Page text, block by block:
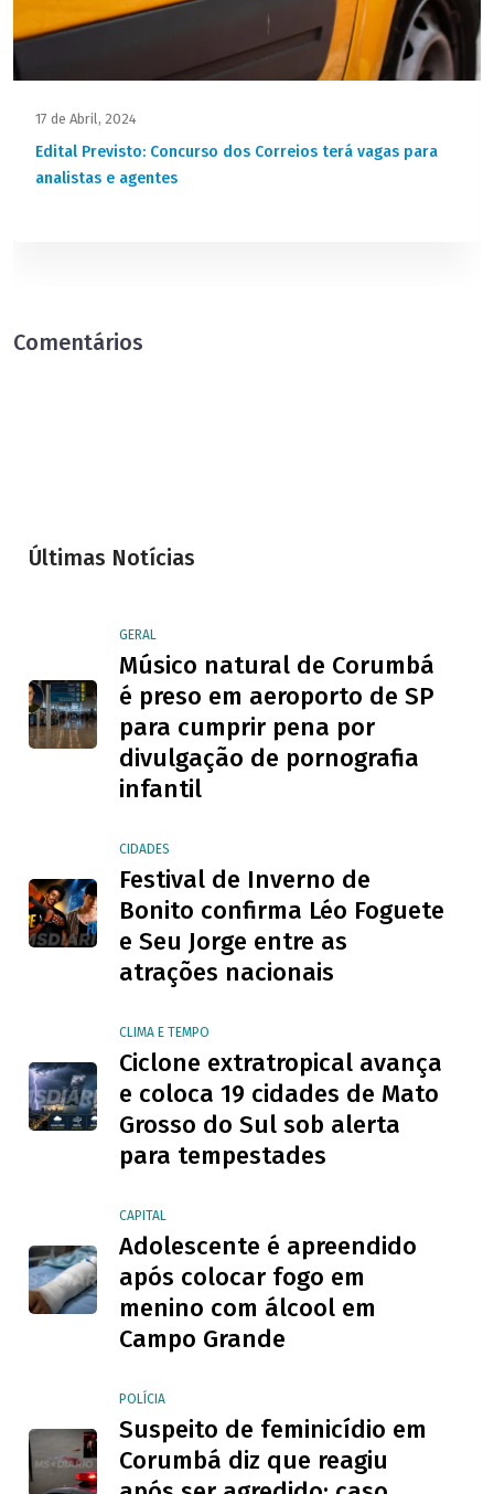
17 de Abril, 2024
Edital Previsto: Concurso dos Correios terá vagas para
analistas e agentes
Comentários
Últimas Notícias
GERAL
Músico natural de Corumbá
é preso em aeroporto de SP
para cumprir pena por
divulgação de pornografia
infantil
CIDADES
Festival de Inverno de
Bonito confirma Léo Foguete
e Seu Jorge entre as
atrações nacionais
CLIMA E TEMPO
Ciclone extratropical avança
e coloca 19 cidades de Mato
Grosso do Sul sob alerta
para tempestades
CAPITAL
Adolescente é apreendido
após colocar fogo em
menino com álcool em
Campo Grande
POLÍCIA
Suspeito de feminicídio em
Corumbá diz que reagiu